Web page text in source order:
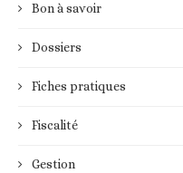
Bon à savoir
Dossiers
Fiches pratiques
Fiscalité
Gestion